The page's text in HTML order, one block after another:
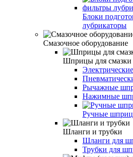
Блоки
лубрикаторы
Смазочное оборудование
Шприцы для смазки
Рычажные
Нажимные
Ручные
Шланги и трубки
Шланги для
Трубки для